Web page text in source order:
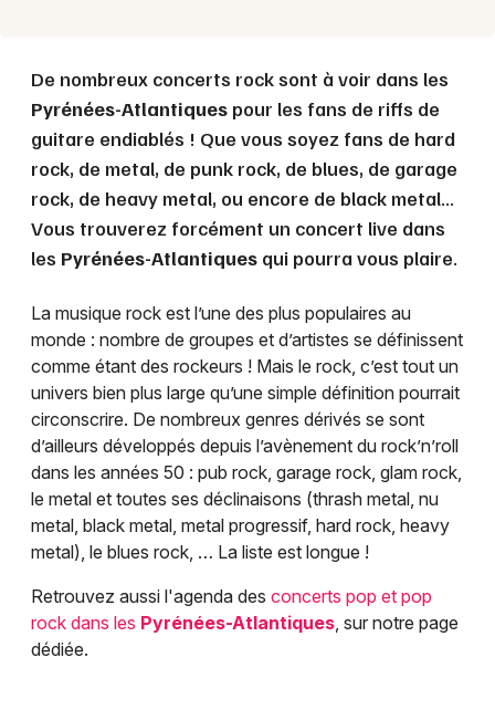
De nombreux concerts rock sont à voir dans les
Pyrénées-Atlantiques pour les fans de riffs de
guitare endiablés ! Que vous soyez fans de hard
rock, de metal, de punk rock, de blues, de garage
rock, de heavy metal, ou encore de black metal...
Vous trouverez forcément un concert live dans
les Pyrénées-Atlantiques qui pourra vous plaire.
La musique rock est l’une des plus populaires au
monde : nombre de groupes et d’artistes se définissent
comme étant des rockeurs ! Mais le rock, c’est tout un
univers bien plus large qu’une simple définition pourrait
circonscrire. De nombreux genres dérivés se sont
d’ailleurs développés depuis l’avènement du rock’n’roll
dans les années 50 : pub rock, garage rock, glam rock,
le metal et toutes ses déclinaisons (thrash metal, nu
metal, black metal, metal progressif, hard rock, heavy
metal), le blues rock, … La liste est longue !
Retrouvez aussi l'agenda des concerts pop et pop
rock dans les Pyrénées-Atlantiques, sur notre page
dédiée.